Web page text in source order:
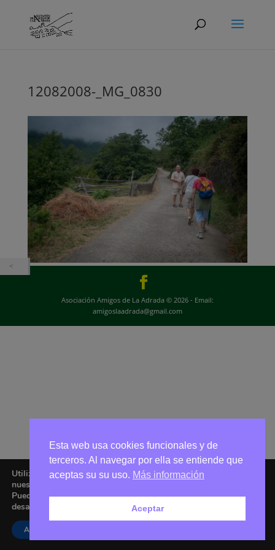
12082008-_MG_0830
Asociación Amigos de La Adrada © 2026 - Email:
amigoslaadrada@gmail.com
Utilizamos cookies para ofrecerte la mejor experiencia en
nuestra web.
Puedes aprender más sobre qué cookies utilizamos o
desactivarlas en los
Aceptar
Esta web usa cookies funcionales y de
terceros. Al navegar por ella se entiende que
aceptas su su uso. Más información
Aceptar